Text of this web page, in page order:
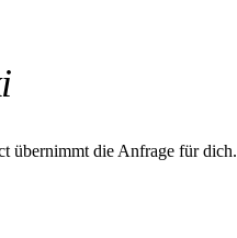
übernimmt die Anfrage für dich.